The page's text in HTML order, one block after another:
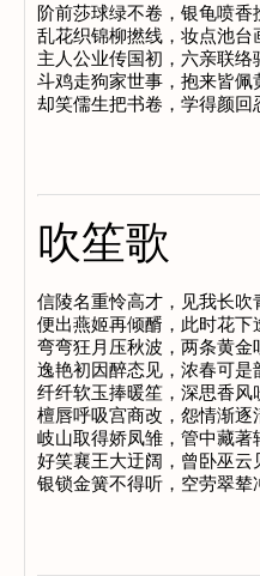
阶前莎球绿不卷，银龟喷香
乱花织锦柳撚线，妆点池台
主人公业传国初，六亲联络
斗鸡走狗家世事，抱来皆佩
吹笙歌
信陵名重怜高才，见我长吹
便出燕姬再倾醑，此时花下
弯弯狂月压秋波，两条黄金
逸艳初因醉态见，浓春可是
纤纤软玉捧暖笙，深思香风
檀唇呼吸宫商改，怨情渐逐
岐山取得娇凤雏，管中藏著
好笑襄王大迂阔，曾卧巫云